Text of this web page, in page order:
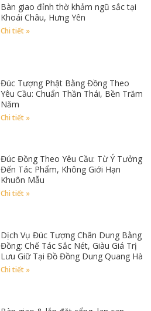
Bàn giao đỉnh thờ khảm ngũ sắc tại
Khoái Châu, Hưng Yên
Chi tiết »
Đúc Tượng Phật Bằng Đồng Theo
Yêu Cầu: Chuẩn Thần Thái, Bền Trăm
Năm
Chi tiết »
Đúc Đồng Theo Yêu Cầu: Từ Ý Tưởng
Đến Tác Phẩm, Không Giới Hạn
Khuôn Mẫu
Chi tiết »
Dịch Vụ Đúc Tượng Chân Dung Bằng
Đồng: Chế Tác Sắc Nét, Giàu Giá Trị
Lưu Giữ Tại Đồ Đồng Dung Quang Hà
Chi tiết »